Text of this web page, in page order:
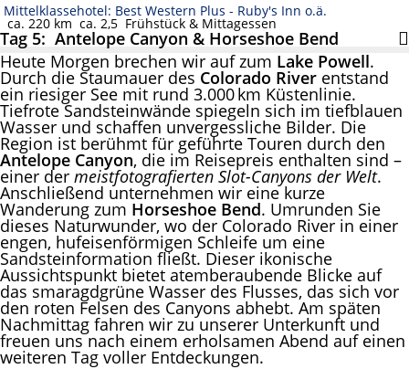
Mittelklassehotel: Best Western Plus - Ruby's Inn o.ä.
ca. 220 km ca. 2,5 Frühstück & Mittagessen
Tag 5: Antelope Canyon & Horseshoe Bend
Heute Morgen brechen wir auf zum Lake Powell.
Durch die Staumauer des Colorado River entstand
ein riesiger See mit rund 3.000 km Küstenlinie.
Tiefrote Sandsteinwände spiegeln sich im tiefblauen
Wasser und schaffen unvergessliche Bilder. Die
Region ist berühmt für geführte Touren durch den
Antelope Canyon, die im Reisepreis enthalten sind –
einer der meistfotografierten Slot-Canyons der Welt.
Anschließend unternehmen wir eine kurze
Wanderung zum Horseshoe Bend. Umrunden Sie
dieses Naturwunder, wo der Colorado River in einer
engen, hufeisenförmigen Schleife um eine
Sandsteinformation fließt. Dieser ikonische
Aussichtspunkt bietet atemberaubende Blicke auf
das smaragdgrüne Wasser des Flusses, das sich vor
den roten Felsen des Canyons abhebt. Am späten
Nachmittag fahren wir zu unserer Unterkunft und
freuen uns nach einem erholsamen Abend auf einen
weiteren Tag voller Entdeckungen.